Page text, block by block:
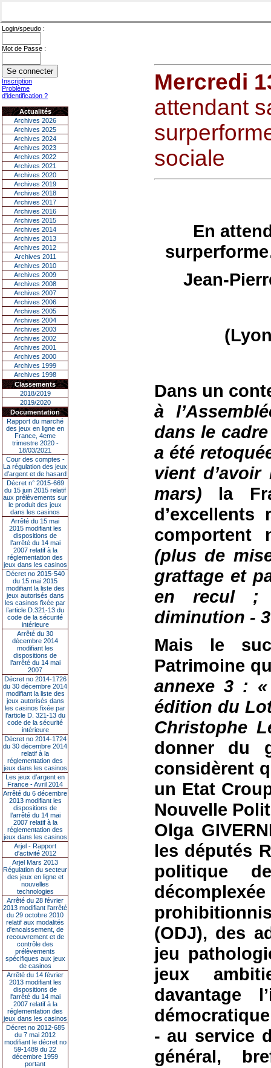
Login/speudo :
Mot de Passe :
Inscription
Problème
d'identification ?
Actualités
Archives 2026
Archives 2025
Archives 2024
Archives 2023
Archives 2022
Archives 2021
Archives 2020
Archives 2019
Archives 2018
Archives 2017
Archives 2016
Archives 2015
Archives 2014
Archives 2013
Archives 2012
Archives 2011
Archives 2010
Archives 2009
Archives 2008
Archives 2007
Archives 2006
Archives 2005
Archives 2004
Archives 2003
Archives 2002
Archives 2001
Archives 2000
Archives 1999
Archives 1998
Classements
2018/2019
2019/2020
Documentation
Rapport du marché
des jeux en ligne en
France, 4eme
trimestre 2020 -
18/03/2021
Cour des comptes -
La régulation des jeux
d’argent et de hasard
Décret n° 2015-669
du 15 juin 2015 relatif
aux prélèvements sur
le produit des jeux
dans les casinos
Arrêté du 15 mai
2015 modifiant les
dispositions de
l’arrêté du 14 mai
2007 relatif à la
réglementation des
jeux dans les casinos
Décret no 2015-540
du 15 mai 2015
modifiant la liste des
jeux autorisés dans
les casinos fixée par
l’article D.321-13 du
code de la sécurité
intérieure
Arrêté du 30
décembre 2014
modifiant les
dispositions de
l’arrêté du 14 mai
2007
Décret no 2014-1726
du 30 décembre 2014
modifiant la liste des
jeux autorisés dans
les casinos fixée par
l’article D. 321-13 du
code de la sécurité
intérieure
Décret no 2014-1724
du 30 décembre 2014
relatif à la
réglementation des
jeux dans les casinos
Les jeux d’argent en
France - Avril 2014
Arrêté du 6 décembre
2013 modifiant les
dispositions de
l’arrêté du 14 mai
2007 relatif à la
réglementation des
jeux dans les casinos
Arjel - Rapport
d'activité 2012
Arjel Mars 2013
Régulation du secteur
des jeux en ligne et
nouvelles
technologies
Arrêté du 28 février
2013 modifiant l'arrêté
du 29 octobre 2010
relatif aux modalités
d'encaissement, de
recouvrement et de
contrôle des
prélèvements
spécifiques aux jeux
de casinos
Arrêté du 14 février
2013 modifiant les
dispositions de
l'arrêté du 14 mai
2007 relatif à la
réglementation des
jeux dans les casinos
Décret no 2012-685
du 7 mai 2012
modifiant le décret no
59-1489 du 22
décembre 1959
portant
Mercredi
attendant
sociale
En
Jean-
Dans un
à
dans le
a été
vient
mars) la
d’excellents
comportent
(plus de
grattage et
en recul ;
diminution -
Mais le
Patrimoine
annexe 3 :
édition du
Christophe
donner du
considèrent
un Etat
Nouvelle
Olga
les députés
politique
(ODJ), des
jeu
jeux
davantage
- au service
général,